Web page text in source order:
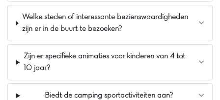
Welke steden of interessante bezienswaardigheden
zijn er in de buurt te bezoeken?
Zijn er specifieke animaties voor kinderen van 4 tot
10 jaar?
Biedt de camping sportactiviteiten aan?